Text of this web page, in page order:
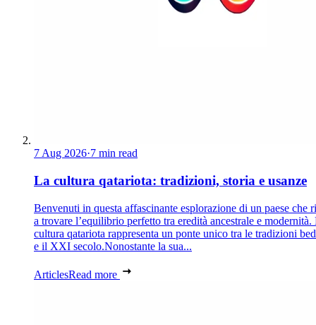
7 Aug 2026·7 min read
La cultura qatariota: tradizioni, storia e usanze
Benvenuti in questa affascinante esplorazione di un paese che
a trovare l’equilibrio perfetto tra eredità ancestrale e modernità.
cultura qatariota rappresenta un ponte unico tra le tradizioni
e il XXI secolo.Nonostante la sua...
ArticlesRead more